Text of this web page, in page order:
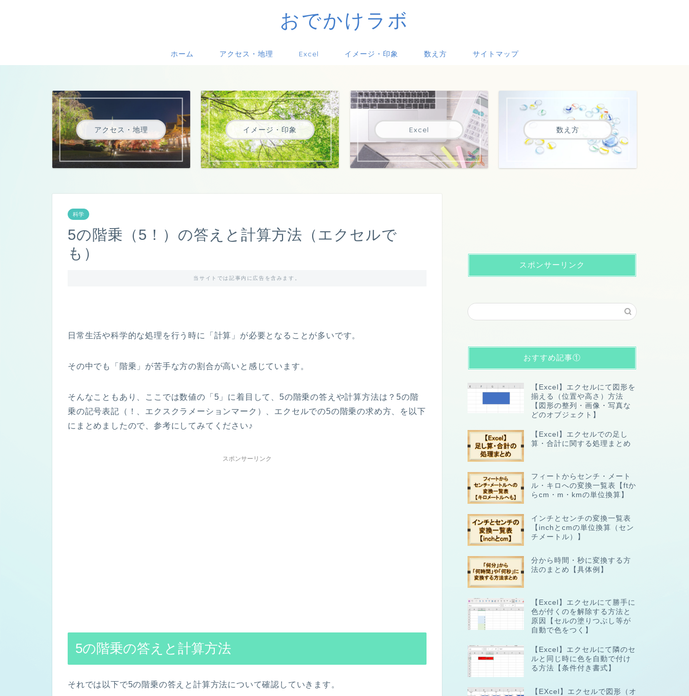
おでかけラボ
ホーム アクセス・地理 Excel イメージ・印象 数え方 サイトマップ
アクセス・地理 イメージ・印象 Excel 数え方
科学
5の階乗（5！）の答えと計算方法（エクセルで
も）
当サイトでは記事内に広告を含みます。
日常生活や科学的な処理を行う時に「計算」が必要となることが多いです。
その中でも「階乗」が苦手な方の割合が高いと感じています。
そんなこともあり、ここでは数値の「5」に着目して、5の階乗の答えや計算方法は？5の階
乗の記号表記（！、エクスクラメーションマーク）、エクセルでの5の階乗の求め方、を以下
にまとめましたので、参考にしてみてください♪
スポンサーリンク
5の階乗の答えと計算方法
それでは以下で5の階乗の答えと計算方法について確認していきます。
スポンサーリンク
おすすめ記事①
【Excel】エクセルにて図形を
揃える（位置や高さ）方法
【図形の整列・画像・写真な
どのオブジェクト】
【Excel】エクセルでの足し
算・合計に関する処理まとめ
フィートからセンチ・メート
ル・キロへの変換一覧表【ftか
らcm・m・kmの単位換算】
インチとセンチの変換一覧表
【inchとcmの単位換算（セン
チメートル）】
分から時間・秒に変換する方
法のまとめ【具体例】
【Excel】エクセルにて勝手に
色が付くのを解除する方法と
原因【セルの塗りつぶし等が
自動で色をつく】
【Excel】エクセルにて隣のセ
ルと同じ時に色を自動で付け
る方法【条件付き書式】
【EXcel】エクセルで図形（オ